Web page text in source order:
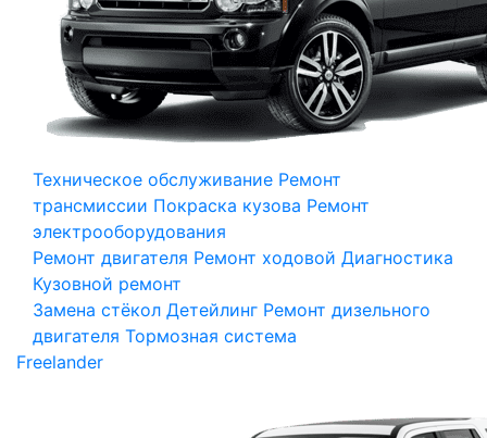
Техническое обслуживание Ремонт
трансмиссии Покраска кузова Ремонт
электрооборудования
Ремонт двигателя Ремонт ходовой Диагностика
Кузовной ремонт
Замена стёкол Детейлинг Ремонт дизельного
двигателя Тормозная система
Freelander